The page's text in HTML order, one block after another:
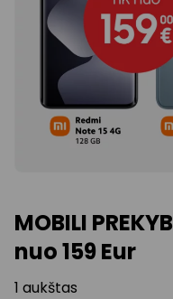
MOBILI
nuo 159 Eur
1 aukštas